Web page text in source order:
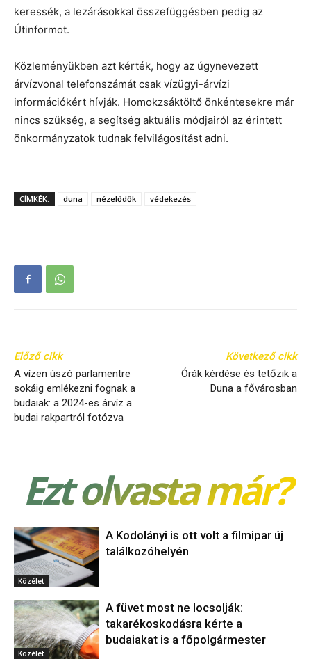
keressék, a lezárásokkal összefüggésben pedig az
Útinformot.
Közleményükben azt kérték, hogy az úgynevezett
árvízvonal telefonszámát csak vízügyi-árvízi
információkért hívják. Homokzsáktöltő önkéntesekre már
nincs szükség, a segítség aktuális módjairól az érintett
önkormányzatok tudnak felvilágosítást adni.
CÍMKÉK: duna nézelődők védekezés
Előző cikk
A vízen úszó parlamentre
sokáig emlékezni fognak a
budaiak: a 2024-es árvíz a
budai rakpartról fotózva
Következő cikk
Órák kérdése és tetőzik a
Duna a fővárosban
Ezt olvasta már?
Közélet
A Kodolányi is ott volt a filmipar új
találkozóhelyén
Közélet
A füvet most ne locsolják:
takarékoskodásra kérte a
budaiakat is a főpolgármester